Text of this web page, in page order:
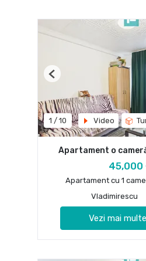
1 / 10 Video
Previous
Apartament o
45,000
Apartament cu 1
Vladimirescu
Vezi mai